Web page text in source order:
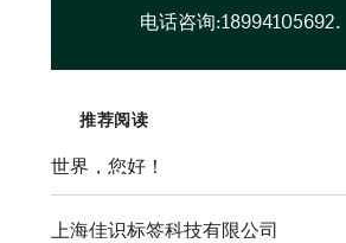
电话咨询:18994105692.
推荐阅读
世界，您好！
上海佳识标签科技有限公司